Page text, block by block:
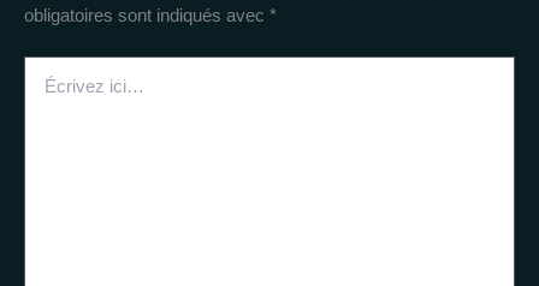
obligatoires sont indiqués avec *
ici…